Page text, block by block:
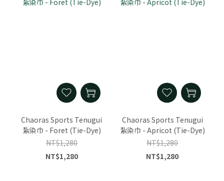
Chaoras Sports Tenugui
紮染巾 - Foret (Tie-Dye)
NT$1,280
NT$1,280
Chaoras Sports Tenugui
紮染巾 - Apricot (Tie-Dye)
NT$1,280
NT$1,280